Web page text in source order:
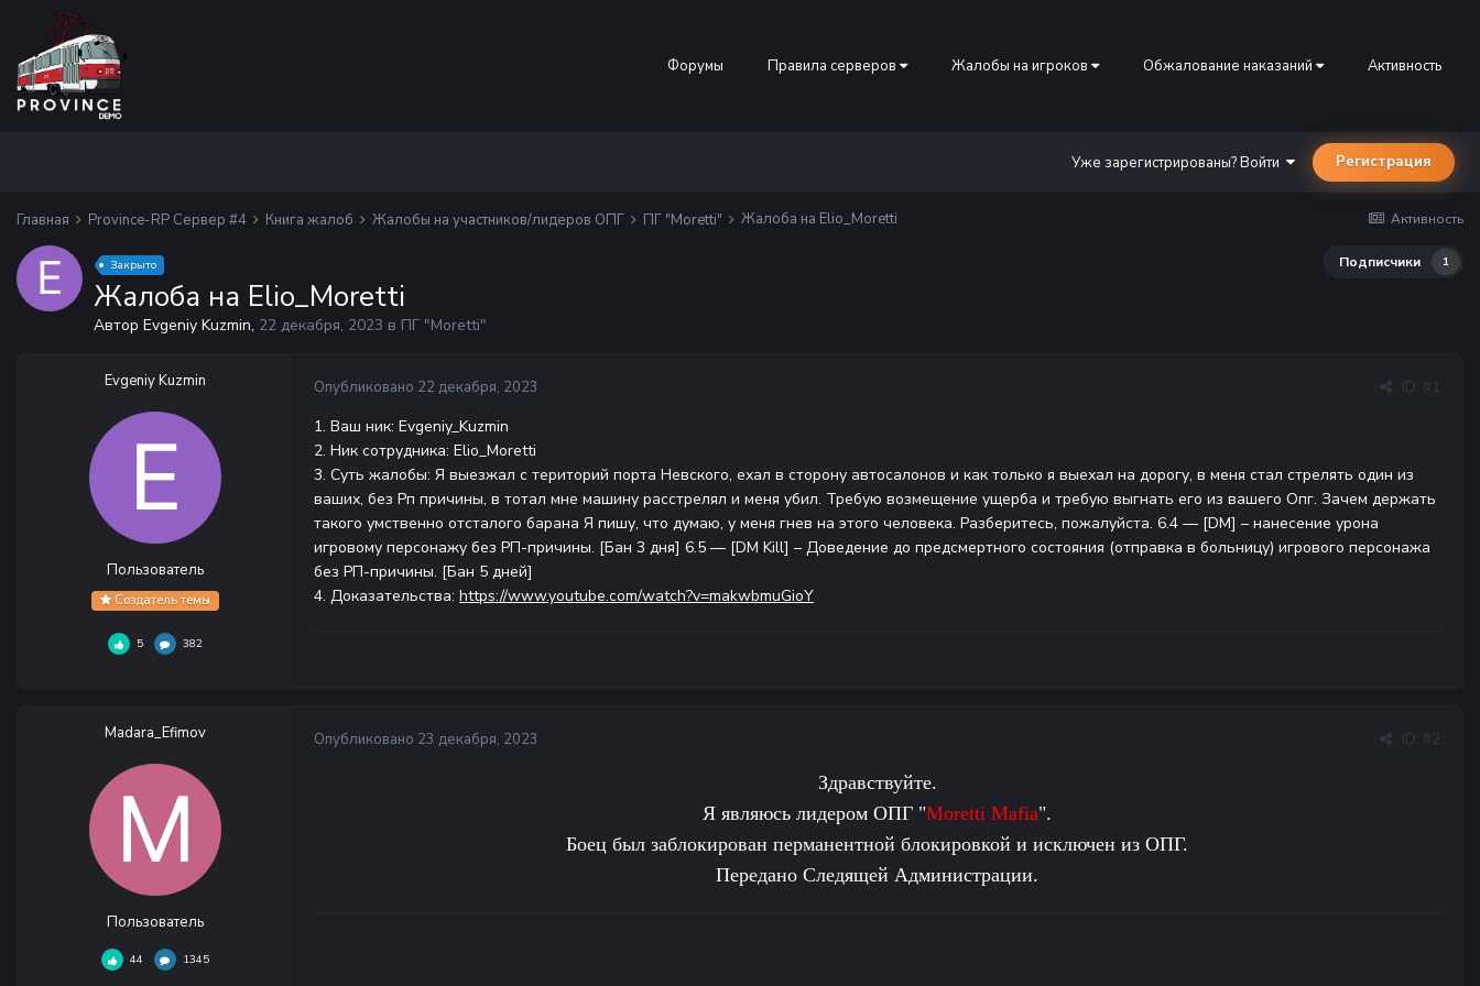
Форумы Правила серверов Жалобы на игроков Обжалование наказаний Активность
Уже зарегистрированы? Войти Регистрация
Активность
Главная Province-RP Сервер #4 Книга жалоб Жалобы на участников/лидеров ОПГ ПГ "Moretti" Жалоба на Elio_Moretti
Подписчики 1
Закрыто
Жалоба на Elio_Moretti
Автор Evgeniy Kuzmin, 22 декабря, 2023 в ПГ "Moretti"
Evgeniy Kuzmin
Пользователь
Создатель темы
5 382
· ID: #1
Опубликовано 22 декабря, 2023
1. Ваш ник: Evgeniy_Kuzmin
2. Ник сотрудника: Elio_Moretti
3. Суть жалобы: Я выезжал с територий порта Невского, ехал в сторону автосалонов и как только я выехал на дорогу, в меня стал стрелять один из
ваших, без Рп причины, в тотал мне машину расстрелял и меня убил. Требую возмещение ущерба и требую выгнать его из вашего Опг. Зачем держать
такого умственно отсталого барана Я пишу, что думаю, у меня гнев на этого человека. Разберитесь, пожалуйста. 6.4 — [DM] – нанесение урона
игровому персонажу без РП-причины. [Бан 3 дня] 6.5 — [DM Kill] – Доведение до предсмертного состояния (отправка в больницу) игрового персонажа
без РП-причины. [Бан 5 дней]
4. Доказательства: https://www.youtube.com/watch?v=makwbmuGioY
Madara_Efimov
Пользователь
44 1345
· ID: #2
Опубликовано 23 декабря, 2023
Здравствуйте.
Я являюсь лидером ОПГ "Moretti Mafia".
Боец был заблокирован перманентной блокировкой и исключен из ОПГ.
Передано Следящей Администрации.